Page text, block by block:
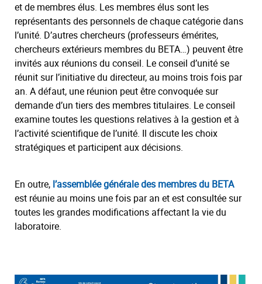
et de membres élus. Les membres élus sont les
représentants des personnels de chaque catégorie dans
l’unité. D’autres chercheurs (professeurs émérites,
chercheurs extérieurs membres du BETA…) peuvent être
invités aux réunions du conseil. Le conseil d’unité se
réunit sur l’initiative du directeur, au moins trois fois par
an. A défaut, une réunion peut être convoquée sur
demande d’un tiers des membres titulaires. Le conseil
examine toutes les questions relatives à la gestion et à
l’activité scientifique de l’unité. Il discute les choix
stratégiques et participent aux décisions.
En outre, l’assemblée générale des membres du BETA
est réunie au moins une fois par an et est consultée sur
toutes les grandes modifications affectant la vie du
laboratoire.